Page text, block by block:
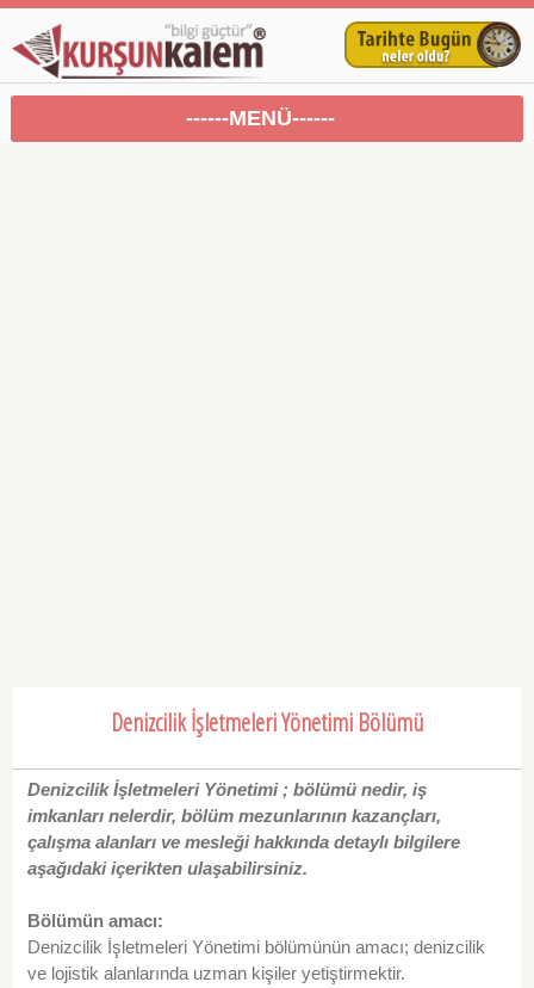
------MENÜ------
Denizcilik İşletmeleri Yönetimi Bölümü
Denizcilik İşletmeleri Yönetimi ; bölümü nedir, iş
imkanları nelerdir, bölüm mezunlarının kazançları,
çalışma alanları ve mesleği hakkında detaylı bilgilere
aşağıdaki içerikten ulaşabilirsiniz.
Bölümün amacı:
Denizcilik İşletmeleri Yönetimi bölümünün amacı; denizcilik
ve lojistik alanlarında uzman kişiler yetiştirmektir.